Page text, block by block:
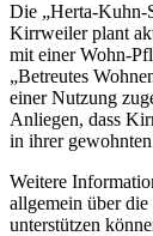
Die „Herta-Kuhn-
Kirrweiler plant
mit einer Wohn-
„Betreutes
einer Nutzung
Anliegen, dass
in ihrer
Weitere
allgemein über
unterstützen